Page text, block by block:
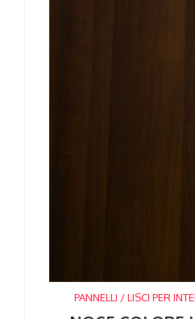
PANNELLI / LISCI PER